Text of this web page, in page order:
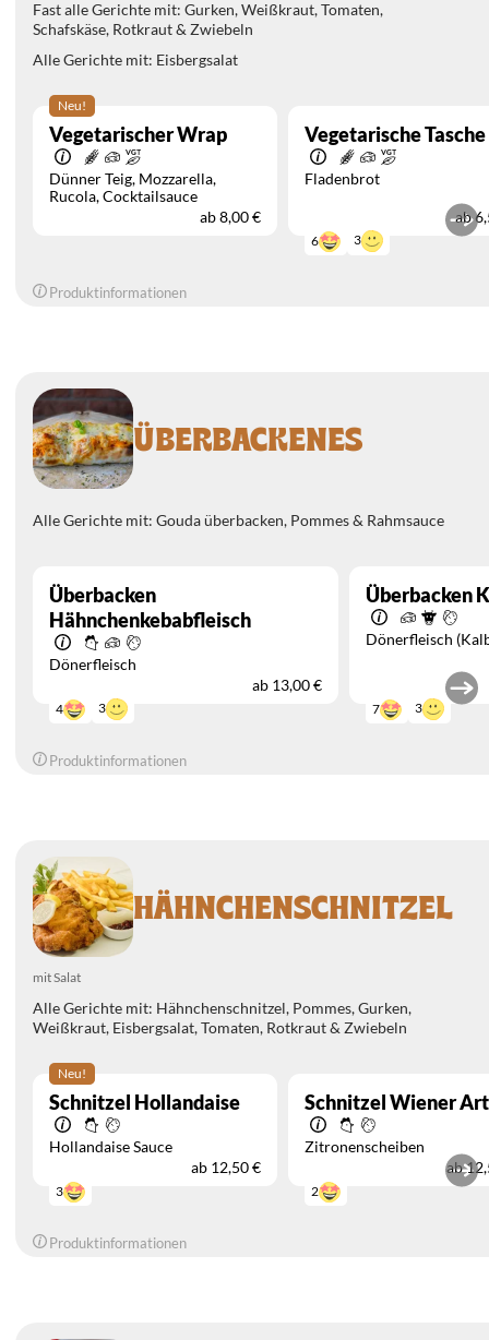
Fast alle Gerichte mit: Gurken, Weißkraut, Tomaten,
Schafskäse, Rotkraut & Zwiebeln
Alle Gerichte mit: Eisbergsalat
Neu!
Vegetarischer Wrap
Dünner Teig Mozzarella
Rucola Cocktailsauce
ab8,00 €
Vegetarische Tasche
Fladenbrot
ab
6 3
Produktinformationen
ÜBERBACKENES
Alle Gerichte mit: Gouda überbacken, Pommes & Rahmsauce
Überbacken
Hähnchenkebabfleisch
Dönerfleisch
ab 13,00 €
4 3
Überbacken
Dönerfleisch
7 3
Produktinformationen
HÄHNCHENSCHNITZEL
mit Salat
Alle Gerichte mit: Hähnchenschnitzel, Pommes, Gurken,
Weißkraut, Eisbergsalat, Tomaten, Rotkraut & Zwiebeln
Neu!
Schnitzel Hollandaise
Hollandaise Sauce
ab 12,50 €
3
Schnitzel Wiener Art
Zitronenscheiben
ab
2
Produktinformationen